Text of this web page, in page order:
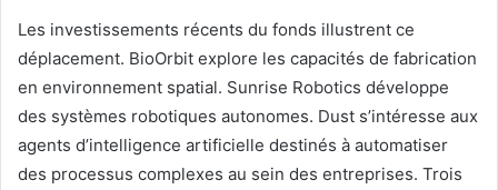
Les investissements récents du fonds illustrent ce
déplacement. BioOrbit explore les capacités de fabrication
en environnement spatial. Sunrise Robotics développe
des systèmes robotiques autonomes. Dust s’intéresse aux
agents d’intelligence artificielle destinés à automatiser
des processus complexes au sein des entreprises. Trois